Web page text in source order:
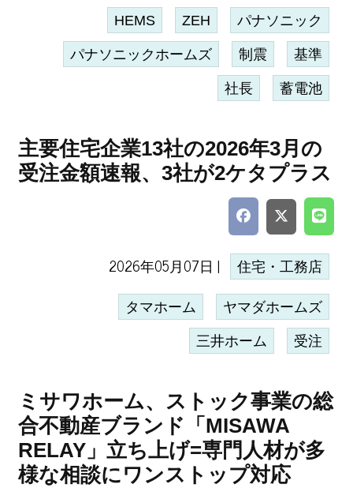
HEMS ZEH パナソニック
パナソニックホームズ 制震 基準
社長 蓄電池
主要住宅企業13社の2026年3月の
受注金額速報、3社が2ケタプラス
2026年05月07日 | 住宅・工務店
タマホーム ヤマダホームズ
三井ホーム 受注
ミサワホーム、ストック事業の総
合不動産ブランド「MISAWA
RELAY」立ち上げ=専門人材が多
様な相談にワンストップ対応